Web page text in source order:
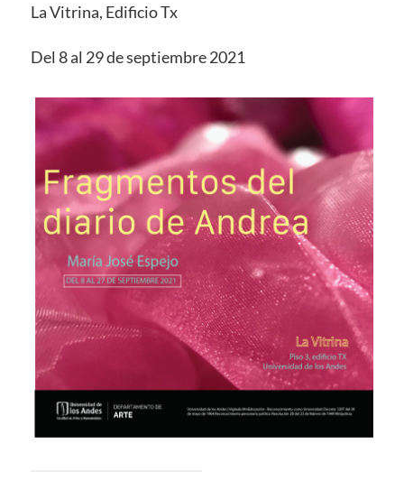
La Vitrina, Edificio Tx
Del 8 al 29 de septiembre 2021